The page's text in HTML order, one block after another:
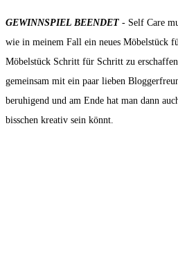
GEWINNSPIEL BEENDET - Self Care
wie in meinem Fall ein neues Möbelstück
Möbelstück Schritt für Schritt zu
gemeinsam mit ein paar lieben
beruhigend und am Ende hat man dann
bisschen kreativ sein könnt.